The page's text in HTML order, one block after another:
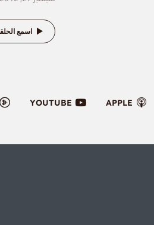
اسمع
APPLE
YOUTUBE